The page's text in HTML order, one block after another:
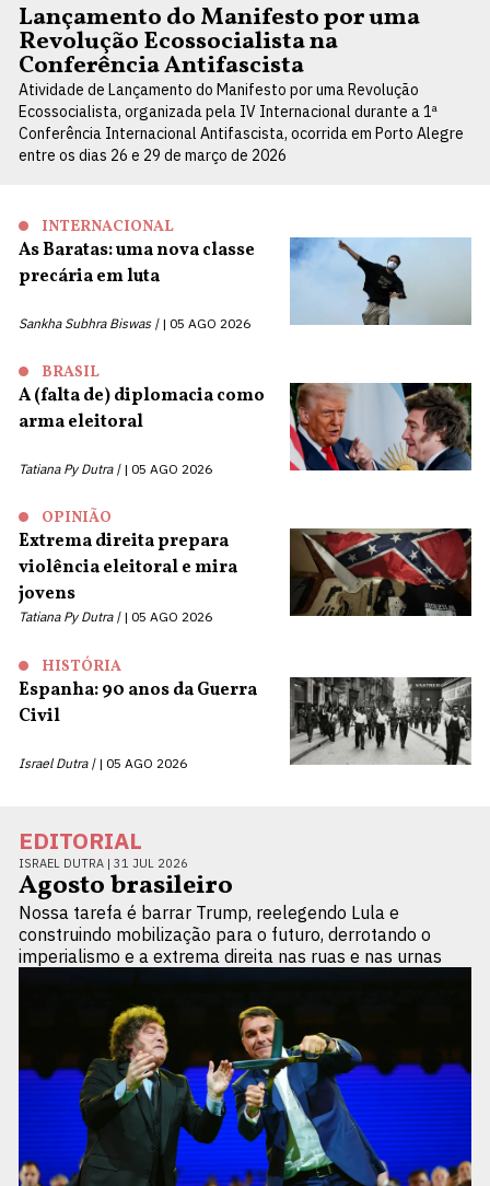
Lançamento do Manifesto por uma
Revolução Ecossocialista na
Conferência Antifascista
Atividade de Lançamento do Manifesto por uma Revolução
Ecossocialista, organizada pela IV Internacional durante a 1ª
Conferência Internacional Antifascista, ocorrida em Porto Alegre
entre os dias 26 e 29 de março de 2026
INTERNACIONAL
As Baratas: uma nova classe
precária em luta
Sankha Subhra Biswas | 05 AGO 2026
BRASIL
A (falta de) diplomacia como
arma eleitoral
Tatiana Py Dutra | 05 AGO 2026
OPINIÃO
Extrema direita prepara
violência eleitoral e mira
jovens
Tatiana Py Dutra | 05 AGO 2026
HISTÓRIA
Espanha: 90 anos da Guerra
Civil
Israel Dutra | 05 AGO 2026
EDITORIAL
ISRAEL DUTRA | 31 JUL 2026
Agosto brasileiro
Nossa tarefa é barrar Trump, reelegendo Lula e
construindo mobilização para o futuro, derrotando o
imperialismo e a extrema direita nas ruas e nas urnas